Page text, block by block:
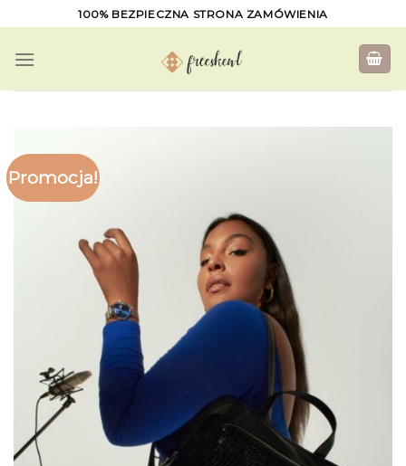
to
content
100% BEZPIECZNA STRONA ZAMÓWIENIA
Promocja!